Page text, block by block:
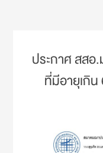
ประกาศ สส
ที่มีอายุเกิน